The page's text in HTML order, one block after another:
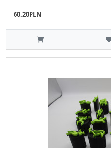
60.20PLN